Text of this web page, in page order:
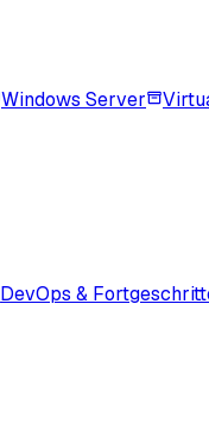
Windows Server
DevOps &